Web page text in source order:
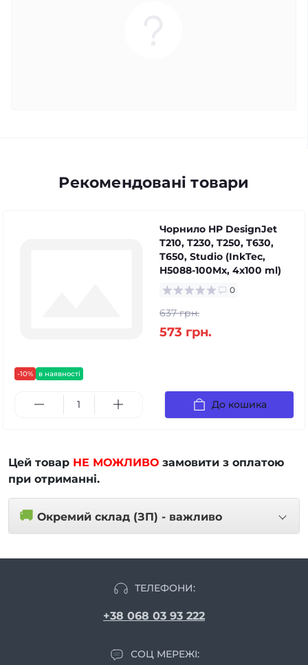
Рекомендовані товари
-10% в наявності
Чорнило HP DesignJet
T210, T230, T250, T630,
T650, Studio (InkTec,
H5088-100Mx, 4x100 ml)
0
637 грн.
573 грн.
До кошика
Цей товар НЕ МОЖЛИВО замовити з оплатою
при отриманні.
🚚 Окремий склад (ЗП) - важливо
ТЕЛЕФОНИ:
+38 068 03 93 222
СОЦ МЕРЕЖІ: